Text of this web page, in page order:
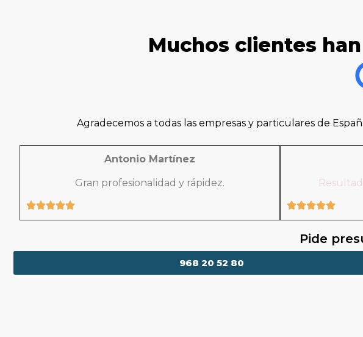
Muchos clientes
Agradecemos a todas las empresas y particulares de
Antonio Martínez
Gran profesionalidad y rápidez.
Pide
968 20 52 80